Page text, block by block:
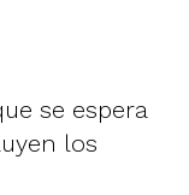
se espera
los